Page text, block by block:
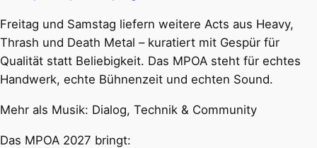
Freitag und Samstag liefern weitere Acts aus Heavy,
Thrash und Death Metal – kuratiert mit Gespür für
Qualität statt Beliebigkeit. Das MPOA steht für echtes
Handwerk, echte Bühnenzeit und echten Sound.
Mehr als Musik: Dialog, Technik & Community
Das MPOA 2027 bringt: